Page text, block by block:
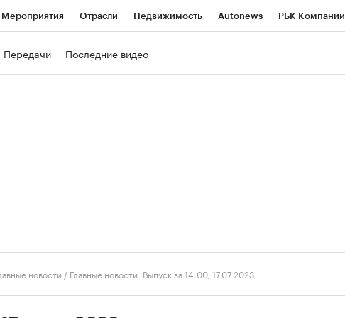
Мероприятия Отрасли Недвижимость Autonews РБК Компании
Передачи Последние видео
новости / Главные новости. Выпуск за 14:00, 17.07.2023